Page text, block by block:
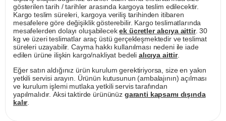
gösterilen tarih / tarihler arasında kargoya teslim edilecektir.
Kargo teslim süreleri, kargoya veriliş tarihinden itibaren
mesafelere göre değişiklik gösterebilir. Kargo teslimatlarında
mesafelerden dolayı oluşabilecekek ücretler alıcıya aittir. 30
kg ve üzeri teslimatlar araç üstü gerçekleşmektedir ve teslimat
süreleri uzayabilir. Cayma hakkı kullanılması nedeni ile iade
edilen ürüne ilişkin kargo/nakliyat bedeli alıcıya aittir.
Eğer satın aldığınız ürün kurulum gerektiriyorsa, size en yakın
yetkili servisi arayın. Ürünün kutusunun (ambalajının) açılması
ve kurulum işlemi mutlaka yetkili servis tarafından
yapılmalıdır. Aksi taktirde ürününüz garanti kapsamı dışında
kalır.